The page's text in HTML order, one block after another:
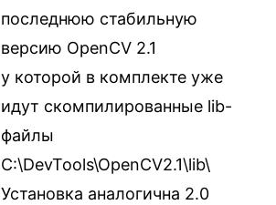
последнюю стабильную
версию OpenCV 2.1
у которой в комплекте уже
идут скомпилированные lib-
файлы
C:\DevTools\OpenCV2.1\lib\
Установка аналогична 2.0